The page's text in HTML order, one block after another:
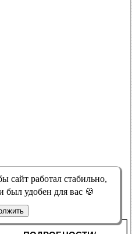
сайт работал стабильно,
был удобен для вас 🍪